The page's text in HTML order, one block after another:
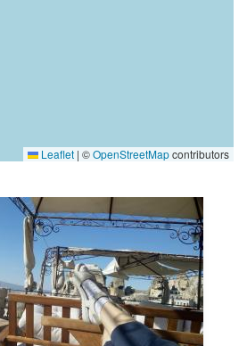
Leaflet | ©OpenStreetMapcontributors